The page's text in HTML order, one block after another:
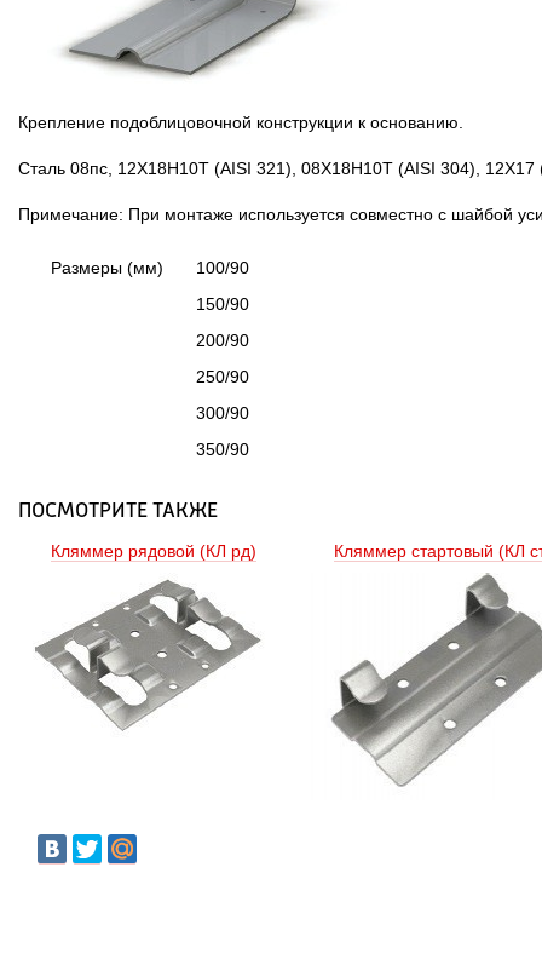
Крепление подоблицовочной конструкции к основанию.
Сталь 08пс, 12Х18Н10Т (AISI 321), 08Х18Н10Т (AISI 304), 12Х17
Примечание: При монтаже используется совместно с шайбой
Размеры (мм)
100/90
150/90
200/90
250/90
300/90
350/90
ПОСМОТРИТЕ ТАКЖЕ
Кляммер рядовой (КЛ рд) Кляммер стартовый (КЛ